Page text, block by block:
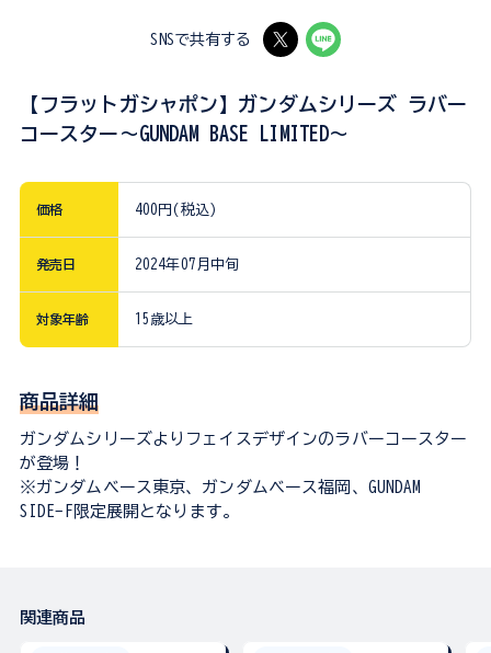
SNSで共有する
【フラットガシャポン】ガンダムシリーズ ラバー
コースター～GUNDAM BASE LIMITED～
価格 400円(税込)
発売日 2024年07月中旬
対象年齢 15歳以上
商品詳細
ガンダムシリーズよりフェイスデザインのラバーコースター
が登場！
※ガンダムベース東京、ガンダムベース福岡、GUNDAM
SIDE-F限定展開となります。
関連商品